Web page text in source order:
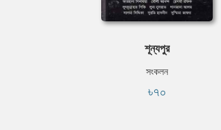
শূন্যপুর
সংকলন
৳৭০